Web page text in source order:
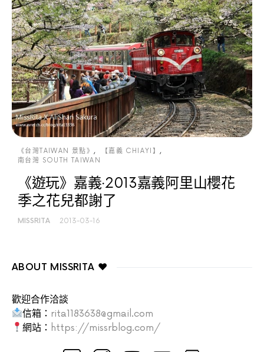
《台灣TAIWAN 景點》
【嘉義 CHIAYI】
南台灣 SOUTH TAIWAN
《遊玩》嘉義‧2013嘉義阿里山櫻花
季之花兒都謝了
MISSRITA 2013-03-16
ABOUT MISSRITA ♥
歡迎合作洽談
信箱： rita1183638@gmail.com
網站： https://missrblog.com/